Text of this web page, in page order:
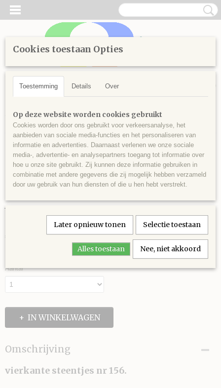
Inloggen Registreren
UW WINKELWAGEN
Home >Diamond Painting> Losse steentjes vierkant
vanaf 100 >Vierkante steentjes nr 156
Vierkante steentjes nr 156
€ 0,30
Aantal
IN WINKELWAGEN
Omschrijving
vierkante steentjes nr 156.
Cookies toestaan Opties
Toestemming Details Over
Op deze website worden cookies gebruikt
Cookies worden door ons gebruikt voor verkeersanalyse, het
aanbieden van sociale media-functies en het personaliseren van
informatie en advertenties. Daarnaast verlenen we onze sociale
media-, advertentie- en analysepartners toegang tot informatie over
hoe u onze site gebruikt. Zij kunnen deze informatie gebruiken in
combinatie met andere gegevens die zij mogelijk hebben verzameld
door uw gebruik van hun diensten of die u hen hebt verstrekt.
Later opnieuw tonen Selectie toestaan
Alles toestaan Nee, niet akkoord